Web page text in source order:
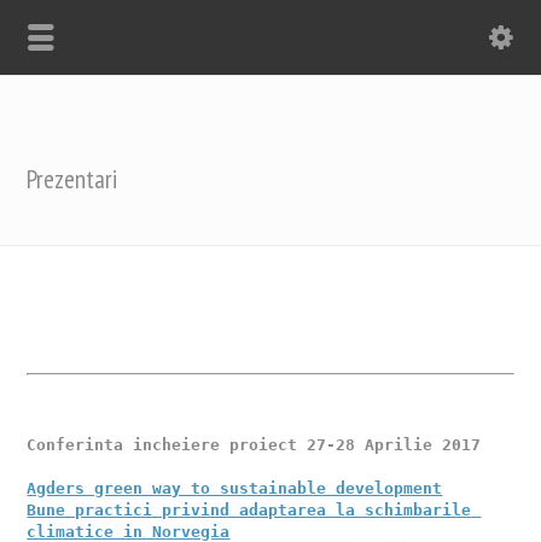
Prezentari
Conferinta incheiere proiect 27-28 Aprilie 2017
Agders green way to sustainable development
Bune practici privind adaptarea la schimbarile
climatice in Norvegia